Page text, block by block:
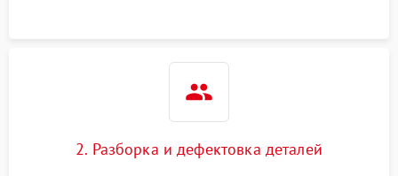
2. Разборка и дефектовка деталей